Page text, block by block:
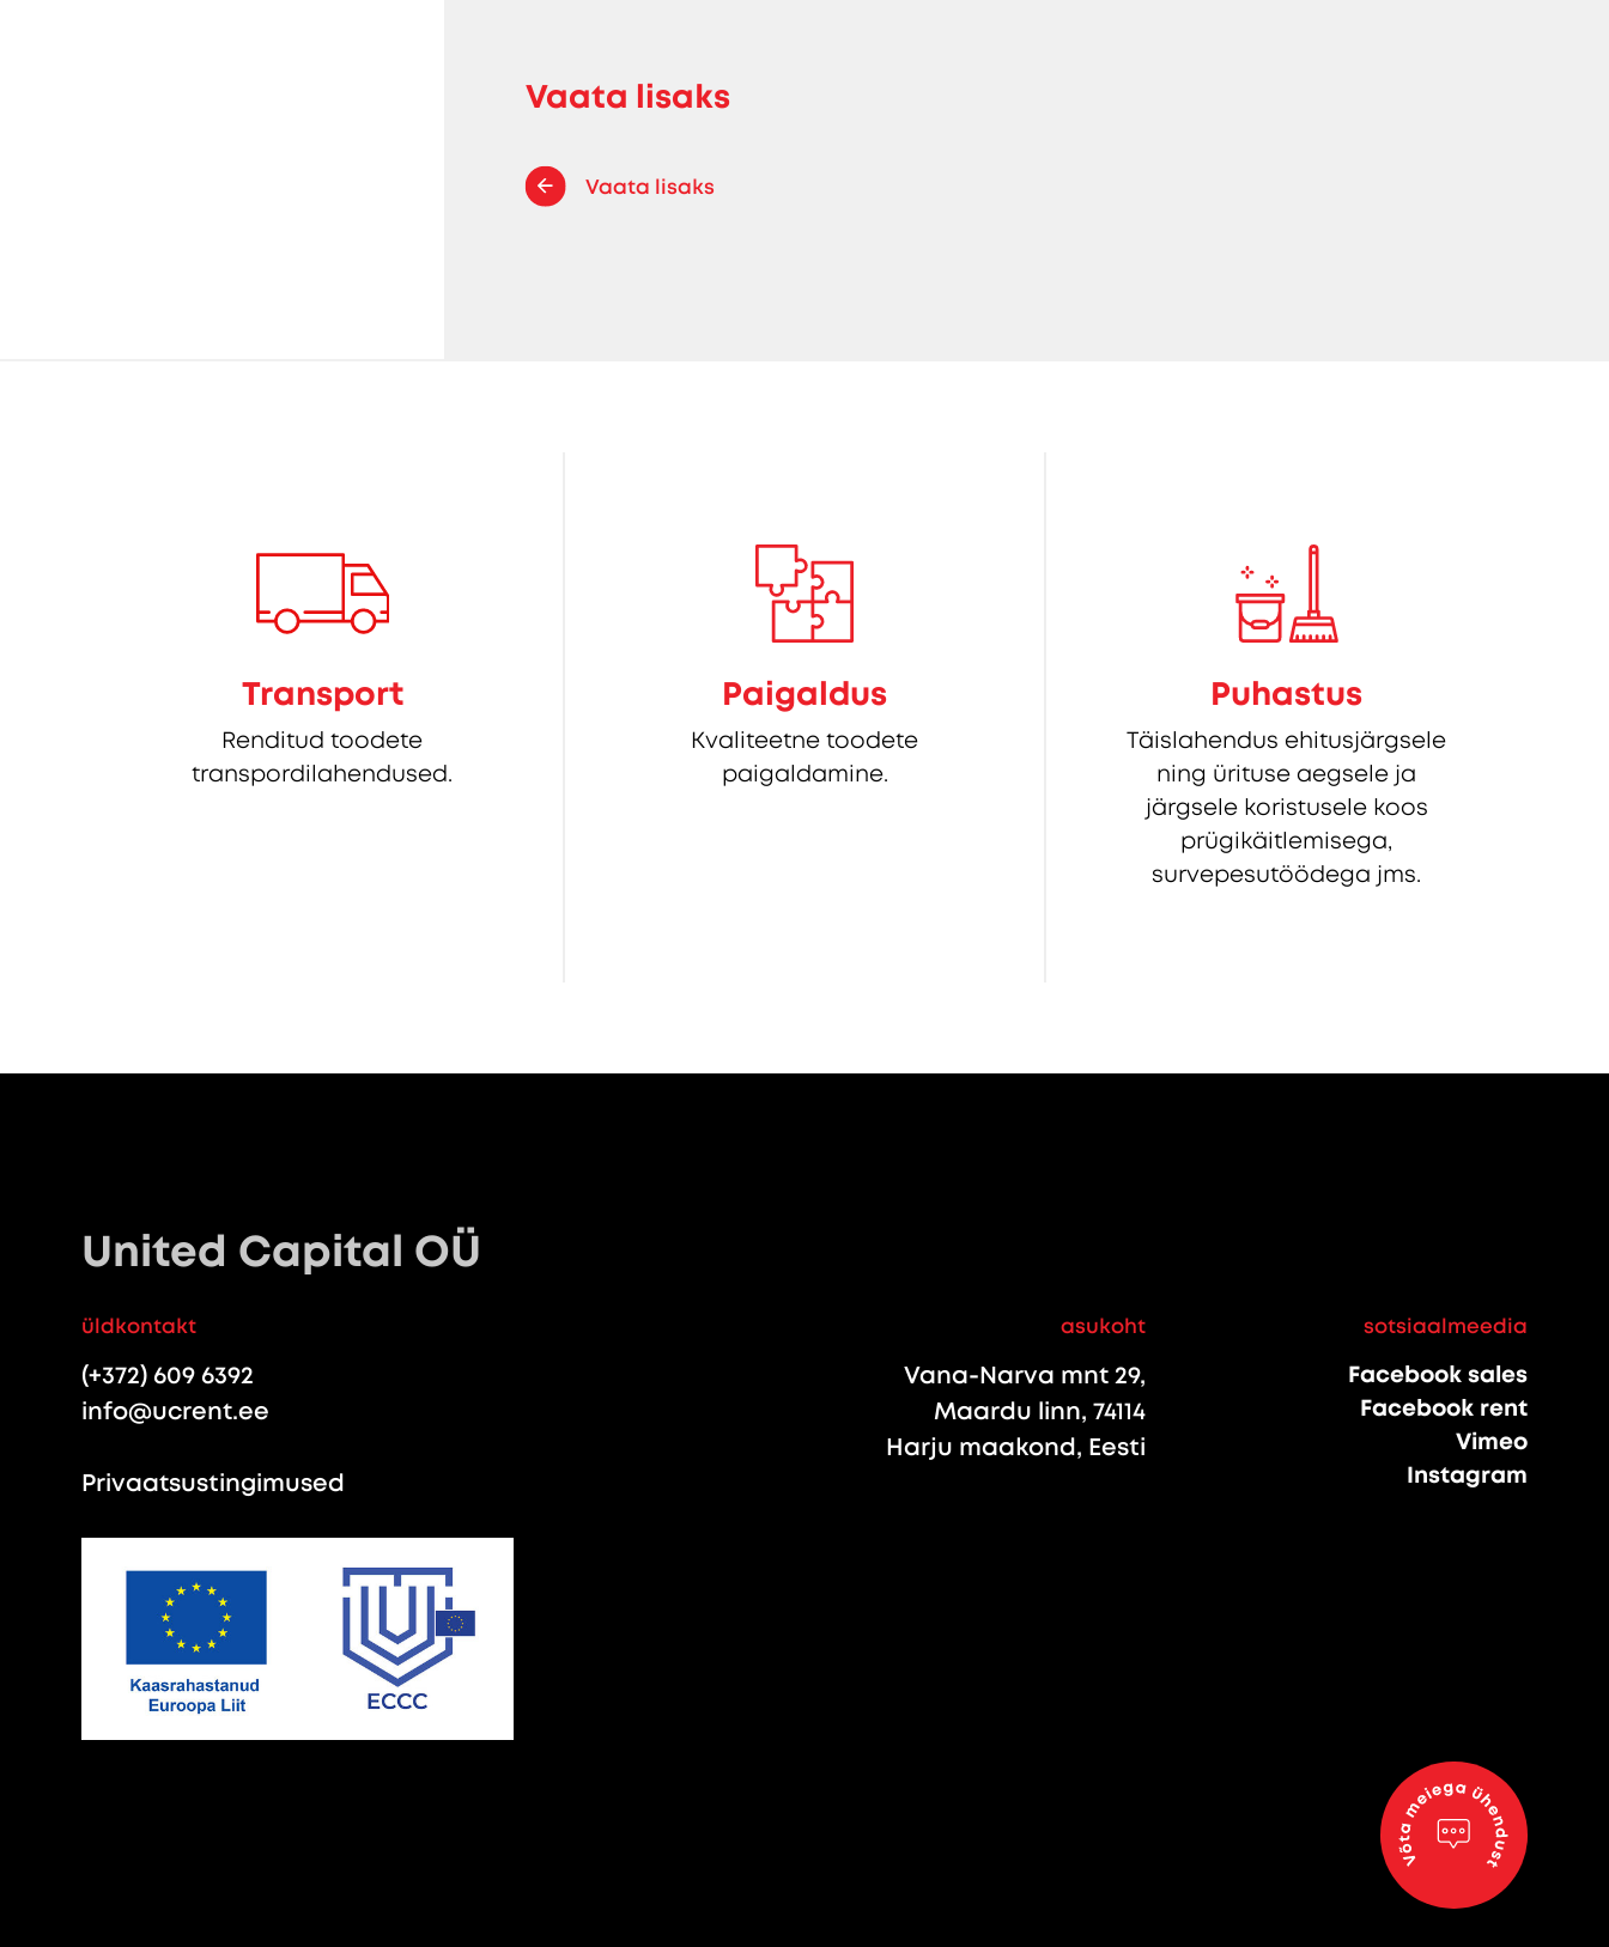
Vaata lisaks
Vaata lisaks
Transport
Renditud toodete
transpordilahendused.
Paigaldus
Kvaliteetne toodete
paigaldamine.
Puhastus
Täislahendus ehitusjärgsele
ning ürituse aegsele ja
järgsele koristusele koos
prügikäitlemisega,
survepesutöödega jms.
United Capital OÜ
üldkontakt
(+372) 609 6392
info@ucrent.ee
Privaatsustingimused
asukoht
Vana-Narva mnt 29,
Maardu linn, 74114
Harju maakond, Eesti
sotsiaalmeedia
Facebook sales
Facebook rent
Vimeo
Instagram